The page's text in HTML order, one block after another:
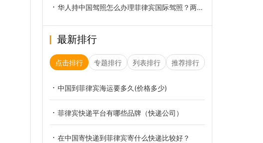
华人持中国驾照怎么办理菲律宾国际驾照？两种合规途径全解析
最新排行
点击排行 专题排行 列表排行 推荐排行
中国到菲律宾海运要多久(价格多少)
菲律宾快递平台有哪些品牌（快递公司）
在中国寄快递到菲律宾寄什么快递比较好？